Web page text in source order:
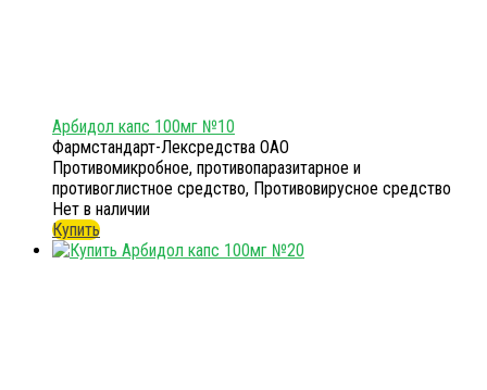
Арбидол капс 100мг №10
Фармстандарт-Лексредства ОАО
Противомикробное, противопаразитарное и
противоглистное средство, Противовирусное средство
Нет в наличии
Купить